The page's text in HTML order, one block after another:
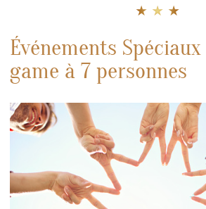
★ ★ ★
Événements
game à 7 personnes